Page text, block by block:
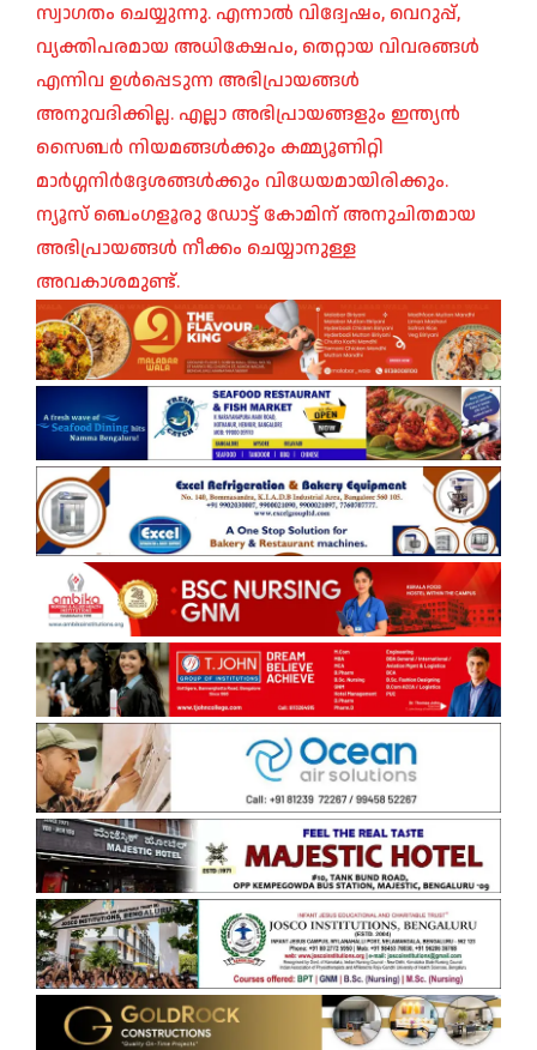
സ്വാഗതം ചെയ്യുന്നു. എന്നാൽ വിദ്വേഷം, വെറുപ്പ്,
വ്യക്തിപരമായ അധിക്ഷേപം, തെറ്റായ വിവരങ്ങൾ
എന്നിവ ഉൾപ്പെടുന്ന അഭിപ്രായങ്ങൾ
അനുവദിക്കില്ല. എല്ലാ അഭിപ്രായങ്ങളും ഇന്ത്യൻ
സൈബർ നിയമങ്ങൾക്കും കമ്മ്യൂണിറ്റി
മാർഗ്ഗനിർദ്ദേശങ്ങൾക്കും വിധേയമായിരിക്കും.
ന്യൂസ് ബെംഗളൂരു ഡോട്ട് കോമിന് അനുചിതമായ
അഭിപ്രായങ്ങൾ നീക്കം ചെയ്യാനുള്ള
അവകാശമുണ്ട്.